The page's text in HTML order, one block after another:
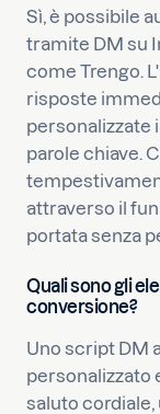
Sì, è possibile
tramite DM su
come Trengo.
risposte
personalizzate
parole chiave.
attraverso il
portata senza
Quali sono gli
conversione?
Uno script DM
personalizzato
saluto cordiale,